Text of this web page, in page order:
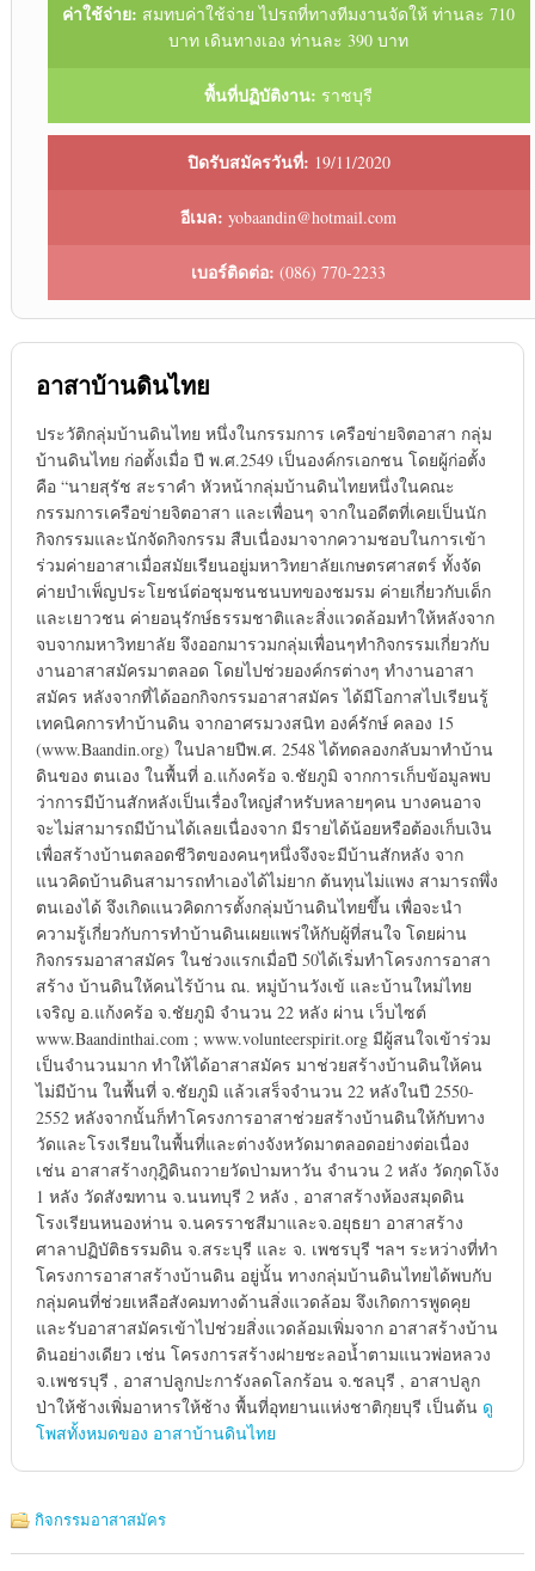
ค่าใช้จ่าย: สมทบค่าใช้จ่าย ไปรถที่ทางทีมงานจัดให้ ท่านละ 710
บาท เดินทางเอง ท่านละ 390 บาท
พื้นที่ปฏิบัติงาน: ราชบุรี
ปิดรับสมัครวันที่: 19/11/2020
อีเมล: yobaandin@hotmail.com
เบอร์ติดต่อ: (086) 770-2233
อาสาบ้านดินไทย
ประวัติกลุ่มบ้านดินไทย หนึ่งในกรรมการ เครือข่ายจิตอาสา กลุ่ม
บ้านดินไทย ก่อตั้งเมื่อ ปี พ.ศ.2549 เป็นองค์กรเอกชน โดยผู้ก่อตั้ง
คือ “นายสุรัช สะราคำ หัวหน้ากลุ่มบ้านดินไทยหนึ่งในคณะ
กรรมการเครือข่ายจิตอาสา และเพื่อนๆ จากในอดีตที่เคยเป็นนัก
กิจกรรมและนักจัดกิจกรรม สืบเนื่องมาจากความชอบในการเข้า
ร่วมค่ายอาสาเมื่อสมัยเรียนอยู่มหาวิทยาลัยเกษตรศาสตร์ ทั้งจัด
ค่ายบำเพ็ญประโยชน์ต่อชุมชนชนบทของชมรม ค่ายเกี่ยวกับเด็ก
และเยาวชน ค่ายอนุรักษ์ธรรมชาติและสิ่งแวดล้อมทำให้หลังจาก
จบจากมหาวิทยาลัย จึงออกมารวมกลุ่มเพื่อนๆทำกิจกรรมเกี่ยวกับ
งานอาสาสมัครมาตลอด โดยไปช่วยองค์กรต่างๆ ทำงานอาสา
สมัคร หลังจากที่ได้ออกกิจกรรมอาสาสมัคร ได้มีโอกาสไปเรียนรู้
เทคนิคการทำบ้านดิน จากอาศรมวงสนิท องค์รักษ์ คลอง 15
(www.Baandin.org) ในปลายปีพ.ศ. 2548 ได้ทดลองกลับมาทำบ้าน
ดินของ ตนเอง ในพื้นที่ อ.แก้งคร้อ จ.ชัยภูมิ จากการเก็บข้อมูลพบ
ว่าการมีบ้านสักหลังเป็นเรื่องใหญ่สำหรับหลายๆคน บางคนอาจ
จะไม่สามารถมีบ้านได้เลยเนื่องจาก มีรายได้น้อยหรือต้องเก็บเงิน
เพื่อสร้างบ้านตลอดชีวิตของคนๆหนึ่งจึงจะมีบ้านสักหลัง จาก
แนวคิดบ้านดินสามารถทำเองได้ไม่ยาก ต้นทุนไม่แพง สามารถพึ่ง
ตนเองได้ จึงเกิดแนวคิดการตั้งกลุ่มบ้านดินไทยขึ้น เพื่อจะนำ
ความรู้เกี่ยวกับการทำบ้านดินเผยแพร่ให้กับผู้ที่สนใจ โดยผ่าน
กิจกรรมอาสาสมัคร ในช่วงแรกเมื่อปี 50ได้เริ่มทำโครงการอาสา
สร้าง บ้านดินให้คนไร้บ้าน ณ. หมู่บ้านวังเข้ และบ้านใหม่ไทย
เจริญ อ.แก้งคร้อ จ.ชัยภูมิ จำนวน 22 หลัง ผ่าน เว็บไซต์
www.Baandinthai.com ; www.volunteerspirit.org มีผู้สนใจเข้าร่วม
เป็นจำนวนมาก ทำให้ได้อาสาสมัคร มาช่วยสร้างบ้านดินให้คน
ไม่มีบ้าน ในพื้นที่ จ.ชัยภูมิ แล้วเสร็จจำนวน 22 หลังในปี 2550-
2552 หลังจากนั้นก็ทำโครงการอาสาช่วยสร้างบ้านดินให้กับทาง
วัดและโรงเรียนในพื้นที่และต่างจังหวัดมาตลอดอย่างต่อเนื่อง
เช่น อาสาสร้างกุฎิดินถวายวัดป่ามหาวัน จำนวน 2 หลัง วัดกุดโง้ง
1 หลัง วัดสังฆทาน จ.นนทบุรี 2 หลัง , อาสาสร้างห้องสมุดดิน
โรงเรียนหนองห่าน จ.นครราชสีมาและจ.อยุธยา อาสาสร้าง
ศาลาปฏิบัติธรรมดิน จ.สระบุรี และ จ. เพชรบุรี ฯลฯ ระหว่างที่ทำ
โครงการอาสาสร้างบ้านดิน อยู่นั้น ทางกลุ่มบ้านดินไทยได้พบกับ
กลุ่มคนที่ช่วยเหลือสังคมทางด้านสิ่งแวดล้อม จึงเกิดการพูดคุย
และรับอาสาสมัครเข้าไปช่วยสิ่งแวดล้อมเพิ่มจาก อาสาสร้างบ้าน
ดินอย่างเดียว เช่น โครงการสร้างฝายชะลอน้ำตามแนวพ่อหลวง
จ.เพชรบุรี , อาสาปลูกปะการังลดโลกร้อน จ.ชลบุรี , อาสาปลูก
ป่าให้ช้างเพิ่มอาหารให้ช้าง พื้นที่อุทยานแห่งชาติกุยบุรี เป็นต้น ดู
โพสทั้งหมดของ อาสาบ้านดินไทย
กิจกรรมอาสาสมัคร